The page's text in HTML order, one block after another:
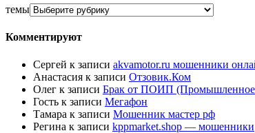
темы
Комментируют
Сергей к записи akvamotor.ru мошенники
Анастасия к записи Отзовик.Ком
Олег к записи Брак от ПОИП (Промышленное
Гость к записи Мегафон
Тамара к записи Мошенник мастер рф
Регина к записи kppmarket.shop — мошенники